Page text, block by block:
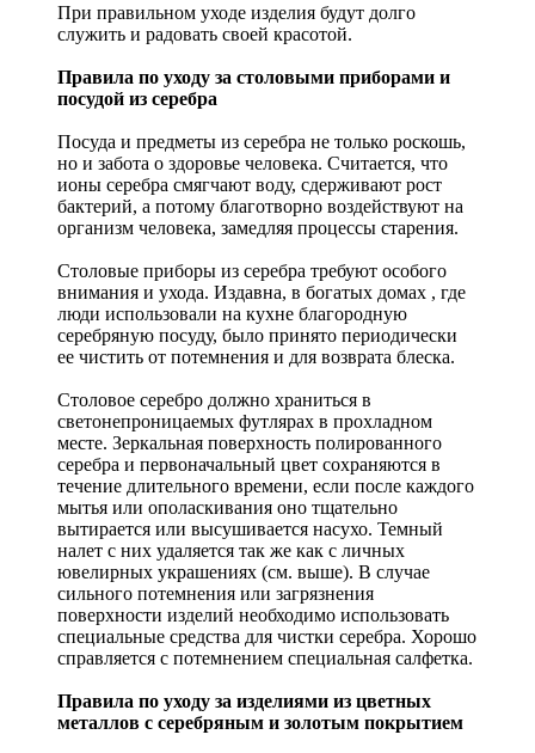
При правильном уходе изделия будут долго
служить и радовать своей красотой.
Правила по уходу за столовыми приборами и
посудой из серебра
Посуда и предметы из серебра не только роскошь,
но и забота о здоровье человека. Считается, что
ионы серебра смягчают воду, сдерживают рост
бактерий, а потому благотворно воздействуют на
организм человека, замедляя процессы старения.
Столовые приборы из серебра требуют особого
внимания и ухода. Издавна, в богатых домах , где
люди использовали на кухне благородную
серебряную посуду, было принято периодически
ее чистить от потемнения и для возврата блеска.
Столовое серебро должно храниться в
светонепроницаемых футлярах в прохладном
месте. Зеркальная поверхность полированного
серебра и первоначальный цвет сохраняются в
течение длительного времени, если после каждого
мытья или ополаскивания оно тщательно
вытирается или высушивается насухо. Темный
налет с них удаляется так же как с личных
ювелирных украшениях (см. выше). В случае
сильного потемнения или загрязнения
поверхности изделий необходимо использовать
специальные средства для чистки серебра. Хорошо
справляется с потемнением специальная салфетка.
Правила по уходу за изделиями из цветных
металлов с серебряным и золотым покрытием